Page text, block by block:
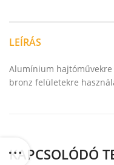
LEÍRÁS
Alumínium
bronz felületekre
KAPCSOLÓDÓ